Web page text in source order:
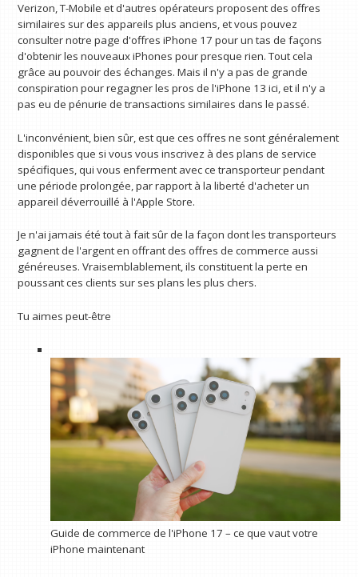
Verizon, T-Mobile et d'autres opérateurs proposent des offres
similaires sur des appareils plus anciens, et vous pouvez
consulter notre page d'offres iPhone 17 pour un tas de façons
d'obtenir les nouveaux iPhones pour presque rien. Tout cela
grâce au pouvoir des échanges. Mais il n'y a pas de grande
conspiration pour regagner les pros de l'iPhone 13 ici, et il n'y a
pas eu de pénurie de transactions similaires dans le passé.
L'inconvénient, bien sûr, est que ces offres ne sont généralement
disponibles que si vous vous inscrivez à des plans de service
spécifiques, qui vous enferment avec ce transporteur pendant
une période prolongée, par rapport à la liberté d'acheter un
appareil déverrouillé à l'Apple Store.
Je n'ai jamais été tout à fait sûr de la façon dont les transporteurs
gagnent de l'argent en offrant des offres de commerce aussi
généreuses. Vraisemblablement, ils constituent la perte en
poussant ces clients sur ses plans les plus chers.
Tu aimes peut-être
Guide de commerce de l'iPhone 17 – ce que vaut votre
iPhone maintenant